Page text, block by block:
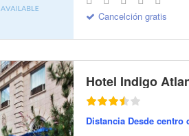
Cancelción gratis
Hotel Indigo
Distancia Desde centro